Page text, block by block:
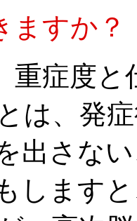
ますか？
重症度
は、発
出さな
します